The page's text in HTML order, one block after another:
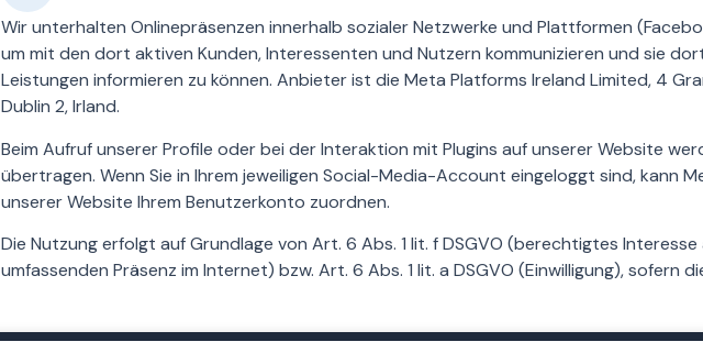
Wir unterhalten Onlinepräsenzen innerhalb sozialer Netzwerke und Plattformen
um mit den dort aktiven Kunden, Interessenten und Nutzern kommunizieren und sie
Leistungen informieren zu können. Anbieter ist die Meta Platforms Ireland Limited, 4
Dublin 2, Irland.
Beim Aufruf unserer Profile oder bei der Interaktion mit Plugins auf unserer Website
übertragen. Wenn Sie in Ihrem jeweiligen Social-Media-Account eingeloggt sind, kann
unserer Website Ihrem Benutzerkonto zuordnen.
Die Nutzung erfolgt auf Grundlage von Art. 6 Abs. 1 lit. f DSGVO (berechtigtes
umfassenden Präsenz im Internet) bzw. Art. 6 Abs. 1 lit. a DSGVO (Einwilligung), sofern